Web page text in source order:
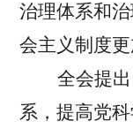
治理体系和
会主义制度
全会提
系，提高党